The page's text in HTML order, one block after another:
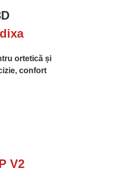
ortetică și
confort
V2